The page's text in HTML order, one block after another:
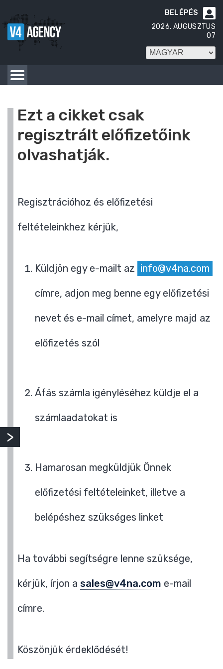

BELÉPÉS
2026. AUGUSZTUS
07
Ezt a cikket csak
regisztrált előfizetőink
olvashatják.
Regisztrációhoz és előfizetési
feltételeinkhez kérjük,
Küldjön egy e-mailt az info@v4na.com
címre, adjon meg benne egy előfizetési
nevet és e-mail címet, amelyre majd az
előfizetés szól
Áfás számla igényléséhez küldje el a
számlaadatokat is
Hamarosan megküldjük Önnek
előfizetési feltételeinket, illetve a
belépéshez szükséges linket
Ha további segítségre lenne szüksége,
kérjük, írjon a sales@v4na.com e-mail
címre.
Köszönjük érdeklődését!